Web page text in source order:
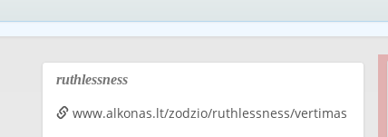
ruthlessness
www.alkonas.lt/zodzio/ruthlessness/vertimas